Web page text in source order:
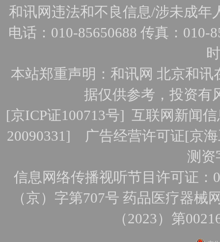
和讯网违法和不良信息/涉未成年
电话：010-85650688 传真：010-
本站郑重声明：和讯网 北京和
据仅供参考，投资有
[京ICP证100713号]互联网新闻
20090331] 广告经营许可证[京
测资
信息网络传播视听节目许可证：
（京）字第707号 药品医疗器械
（2023）第